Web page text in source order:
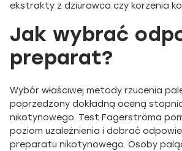
ekstrakty z dziurawca czy korzenia
Jak wybrać
preparat?
Wybór właściwej metody rzucenia
poprzedzony dokładną oceną
nikotynowego. Test Fagerströma
poziom uzależnienia i dobrać
preparatu nikotynowego. Osoby